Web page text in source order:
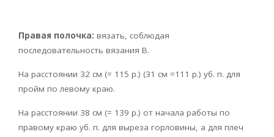
Правая полочка: вязать, соблюдая
последовательность вязания В.
На расстоянии 32 см (= 115 р.) (31 см =111 р.) уб. п. для
пройм по левому краю.
На расстоянии 38 см (= 139 р.) от начала работы по
правому краю уб. п. для выреза горловины, а для плеч